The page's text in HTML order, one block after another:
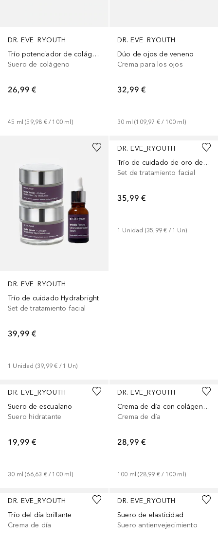
DR. EVE_RYOUTH
Trío potenciador de colágeno
Suero de colágeno
26,99 €
45 ml (59,98 € / 100 ml )
DR. EVE_RYOUTH
Dúo de ojos de veneno
Crema para los ojos
32,99 €
30 ml (109,97 € / 100 ml )
DR. EVE_RYOUTH
Trío de cuidado Hydrabright
Set de tratamiento facial
39,99 €
1 Unidad (39,99 € / 1 Un)
DR. EVE_RYOUTH
Trío de cuidado de oro de 24 quilates
Set de tratamiento facial
35,99 €
1 Unidad (35,99 € / 1 Un)
DR. EVE_RYOUTH
Suero de escualano
Suero hidratante
19,99 €
30 ml (66,63 € / 100 ml )
DR. EVE_RYOUTH
Crema de día con colágeno Duo
Crema de día
28,99 €
100 ml (28,99 € / 100 ml )
DR. EVE_RYOUTH
Trío del día brillante
Crema de día
DR. EVE_RYOUTH
Suero de elasticidad
Suero antienvejecimiento